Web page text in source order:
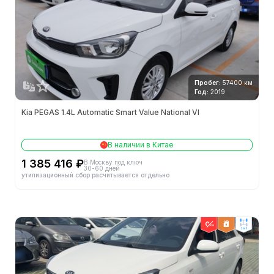
Видеокамера заднего хода
Внешняя конфигурация
Электрический люк в крыше
Алюминиевые легкосплавные диски
Центральный замок в автомобиле
Электронная иммобилизация двигателя
Кнопки дистанционного управления
Регулировка рулевого колеса Регулировка по высоте
Дисплей автомобильного компьютера
Многофункциональное рулевое колесо
Пробег: 57400 км
Год: 2019
Kia PEGAS 1.4L Automatic Smart Value National VI
В наличии в Китае
1 385 416 ₽В Москву под ключ
30-60 дней
утилизационный сбор расчитывается отдельно
2wd